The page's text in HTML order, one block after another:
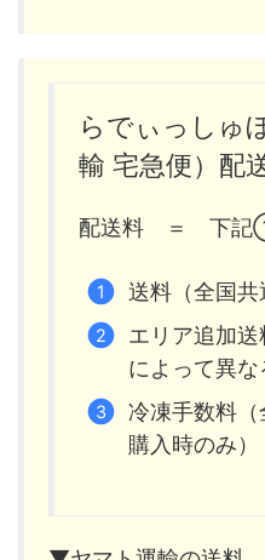
らでぃっしゅ
輸 宅急便）配
配送料 ＝ 下
送料（全国共
エリア追加
によって異な
冷凍手数料
購入時のみ）